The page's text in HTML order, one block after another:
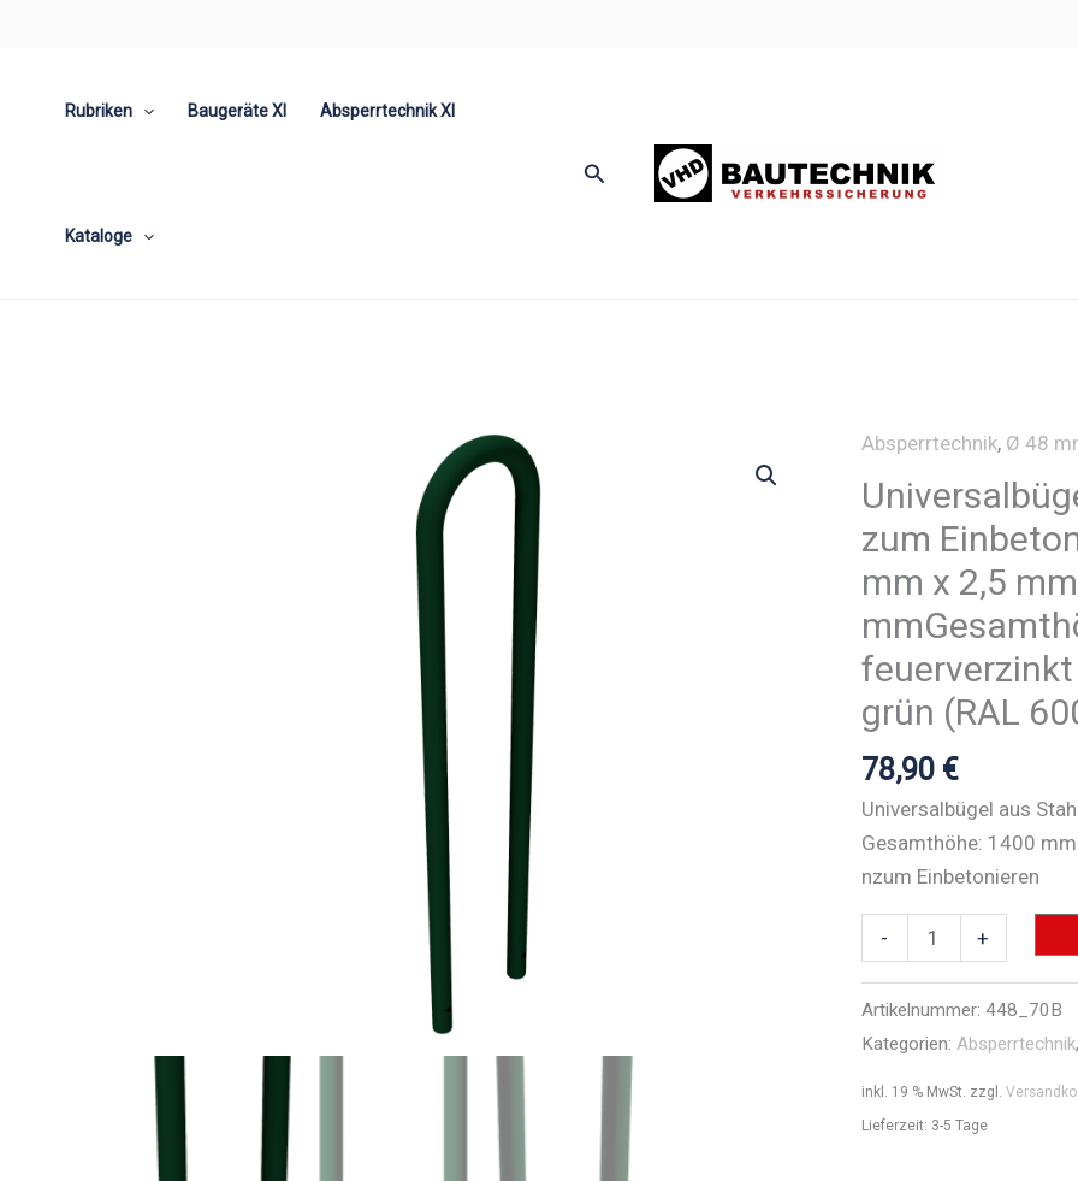
Rubriken Baugeräte XI Absperrtechnik XI
Kataloge
Suchen
Absperrtechnik, Ø 48
zum
mm x 2,5
grün (RAL
78,90 €
Universalbügel aus
Gesamthöhe: 1400
nzum Einbetonieren
-
Universalbügel
Stahlrohr
Ø
48
Ø
60
+
Artikelnummer: 448_70B
Kategorien: Absperrtechnik,
inkl. 19 % MwSt. zzgl.
Lieferzeit: 3-5 Tage